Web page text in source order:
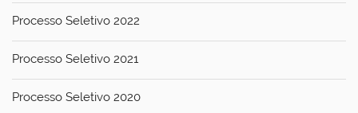
Processo Seletivo 2022
Processo Seletivo 2021
Processo Seletivo 2020